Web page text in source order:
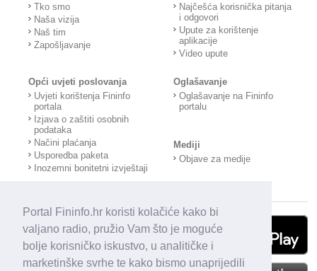
Portal Fininfo.hr koristi kolačiće kako bi
valjano radio, pružio Vam što je moguće
bolje korisničko iskustvo, u analitičke i
marketinške svrhe te kako bismo unaprijedili
Tko smo
Naša vizija
Naš tim
Zapošljavanje
Najčešća korisnička pitanja
i odgovori
Upute za korištenje
aplikacije
Video upute
Opći uvjeti poslovanja
Uvjeti korištenja Fininfo
portala
Izjava o zaštiti osobnih
podataka
Načini plaćanja
Usporedba paketa
Inozemni bonitetni izvještaji
Oglašavanje
Oglašavanje na Fininfo
portalu
Mediji
Objave za medije